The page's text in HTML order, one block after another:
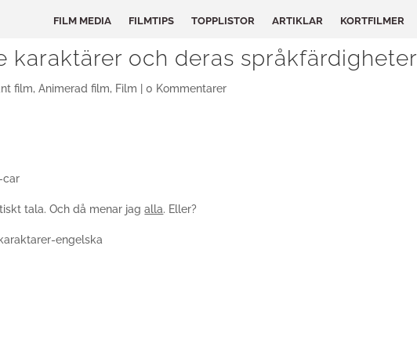
FILM MEDIA FILMTIPS TOPPLISTOR ARTIKLAR KORTFILMER
karaktärer och deras språkfärdigheter
film,Animerad film, Film |0 Kommentarer
tala. Och då menar jagalla. Eller?